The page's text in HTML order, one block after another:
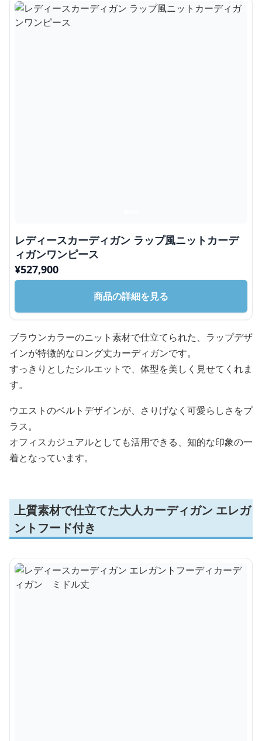
レディースカーディガン ラップ風ニットカーデ
ィガンワンピース
¥527,900
商品の詳細を見る
ブラウンカラーのニット素材で仕立てられた、ラップデザ
インが特徴的なロング丈カーディガンです。
すっきりとしたシルエットで、体型を美しく見せてくれま
す。
ウエストのベルトデザインが、さりげなく可愛らしさをプ
ラス。
オフィスカジュアルとしても活用できる、知的な印象の一
着となっています。
上質素材で仕立てた大人カーディガン エレガ
ントフード付き